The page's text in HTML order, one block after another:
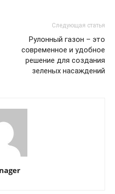
Следующая статья
Рулонный газон – это
современное и удобное
решение для создания
зеленых насаждений